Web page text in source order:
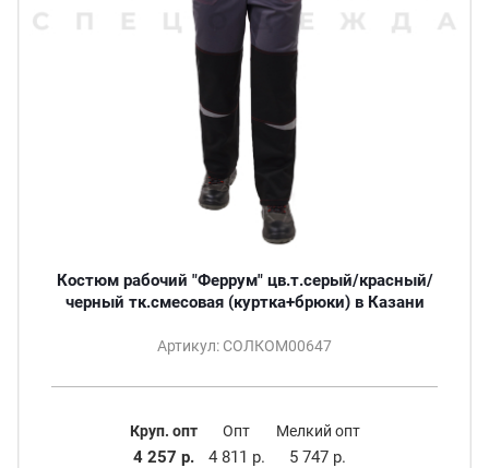
Костюм рабочий "Феррум" цв.т.серый/красный/
черный тк.смесовая (куртка+брюки) в Казани
Артикул: СОЛКОМ00647
Круп. опт
4 257 р.
Опт
4 811 р.
Мелкий опт
5 747 р.